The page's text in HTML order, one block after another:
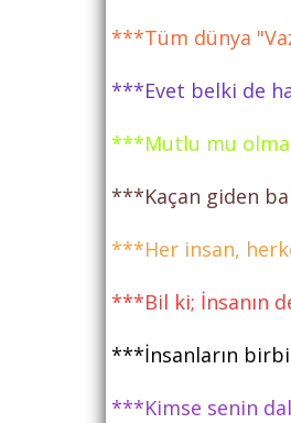
***Tüm dünya
***Evet belki de
***Mutlu mu
***Kaçan giden
***Her insan,
***Bil ki; İnsanın
***İnsanların
***Kimse senin